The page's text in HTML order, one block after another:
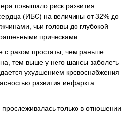
повышало риск развития
(ИБС) на величины от 32% до
чьи головы до глубокой
прическами.
с раком простаты, чем раньше
тем выше у него шансы заболеть
ухудшением кровоснабжения
развития инфаркта
только в отношении